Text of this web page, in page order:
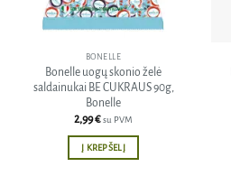
BONELLE
Bonelle uogų skonio želė
saldainukai BE CUKRAUS 90g,
Bonelle
2,99€su PVM
Į KREPŠELĮ